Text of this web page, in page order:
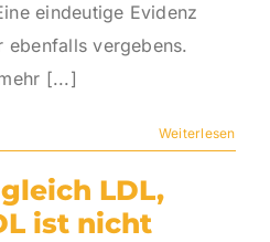
eindeutige Evidenz
ebenfalls vergebens.
[...]
Weiterlesen
LDL,
ist nicht